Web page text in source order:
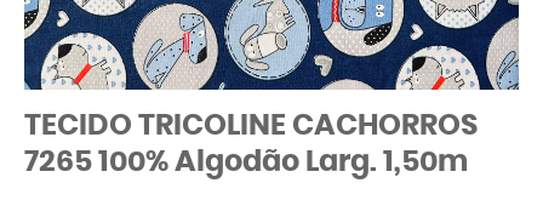
TECIDO TRICOLINE CACHORROS
7265 100% Algodão Larg. 1,50m